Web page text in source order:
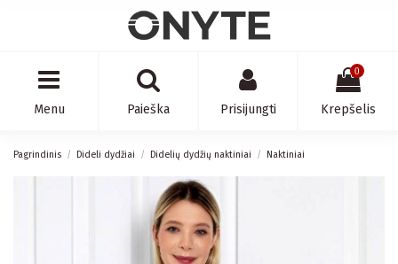
Menu Paieška Prisijungti
0
Krepšelis
Pagrindinis Dideli dydžiai Didelių dydžių naktiniai Naktiniai